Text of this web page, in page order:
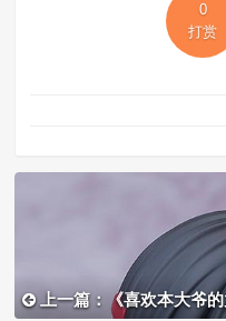
0
打赏
上一篇：《喜欢本大爷的竟然就